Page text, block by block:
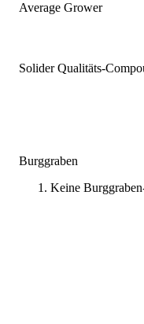
Average Grower
Solider Qualitäts-
Burggraben
Keine